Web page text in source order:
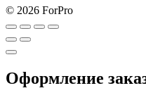
© 2026 ForPro
Оформление